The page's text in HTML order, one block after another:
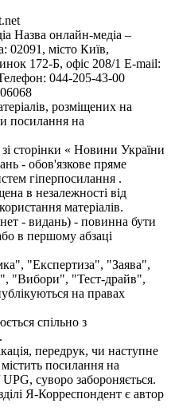
Назва онлайн-медіа –
02091, місто Київ,
172-Б, офіс 208/1 E-mail:
044-205-43-00
розміщених на
посилання на
сторінки « Новини України
- обов'язкове пряме
гіперпосилання .
в незалежності від
матеріалів.
- видань) - повинна бути
в першому абзаці
"Експертиза", "Заява",
"Вибори", "Тест-драйв",
на правах
спільно з
передрук, чи наступне
посилання на
суворо забороняється.
Я-Корреспондент є автор